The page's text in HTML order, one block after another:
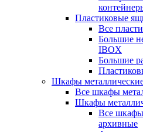
Пластиковые
Все
Большие
IBOX
Большие
Шкафы
Все шкафы
Шкафы
Все шкафы
архивные